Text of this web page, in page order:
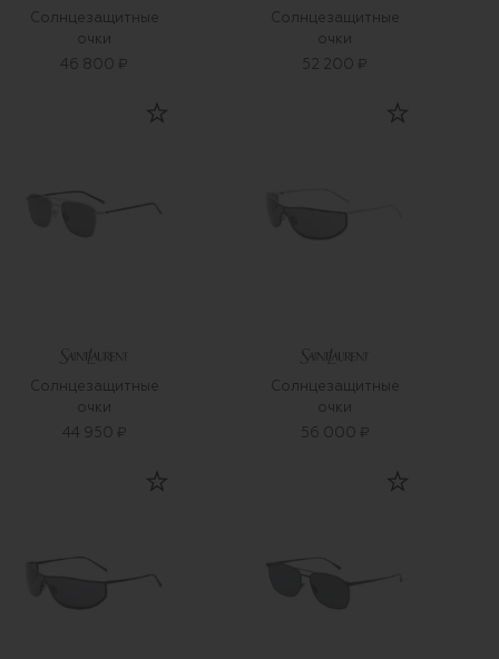
Солнцезащитные
очки
46 800 ₽
Солнцезащитные
очки
52 200 ₽
Солнцезащитные
очки
44 950 ₽
Солнцезащитные
очки
56 000 ₽